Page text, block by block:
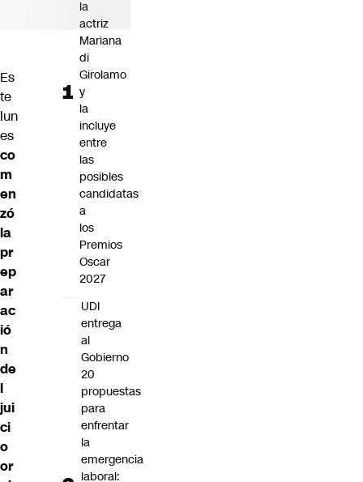
Es
te
lun
es
co
m
en
zó
la
pr
ep
ar
ac
ió
n
de
l
jui
ci
o
or
la
actriz
Mariana
di
Girolamo
y
la
incluye
entre
las
posibles
candidatas
a
los
Premios
Oscar
2027
UDI
entrega
al
Gobierno
20
propuestas
para
enfrentar
la
emergencia
laboral: